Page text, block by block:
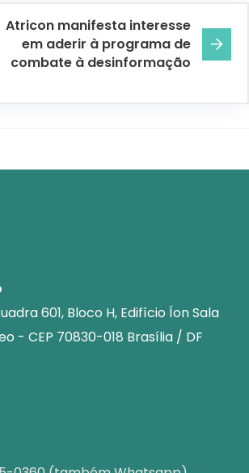
Atricon manifesta interesse
em aderir à programa de
combate à desinformação
601, Bloco H, Edifício Íon Sala
- CEP 70830-018 Brasília / DF